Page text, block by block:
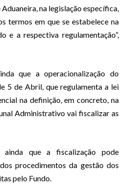
na legislação específica,
termos em que se estabelece na
e a respectiva regulamentação”,
que a operacionalização do
5 de Abril, que regulamenta a lei
na definição, em concreto, na
Administrativo vai fiscalizar as
ainda que a fiscalização pode
procedimentos da gestão dos
pelo Fundo.